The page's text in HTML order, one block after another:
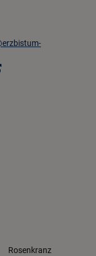
Rosenkranz